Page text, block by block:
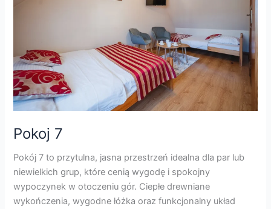
Pokoj 7
Pokój 7 to przytulna, jasna przestrzeń idealna dla par lub
niewielkich grup, które cenią wygodę i spokojny
wypoczynek w otoczeniu gór. Ciepłe drewniane
wykończenia, wygodne łóżka oraz funkcjonalny układ